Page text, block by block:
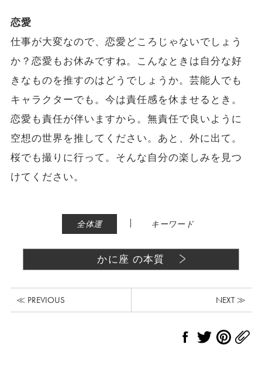
恋愛
仕事が大変なので、恋愛どころじゃないでしょう
か？恋愛もお休みですね。こんなときは自分な好
きなものを推すのはどうでしょうか。芸能人でも
キャラクターでも。今は責任感を休ませるとき。
恋愛も責任が伴いますから。無責任で良いように
空想の世界を推してください。あと、外に出て。
桜でも撮りに行って。そんな自分の楽しみを見つ
けてください。
全体運 | キーワード
かに座 の本質
≪ PREVIOUS NEXT ≫